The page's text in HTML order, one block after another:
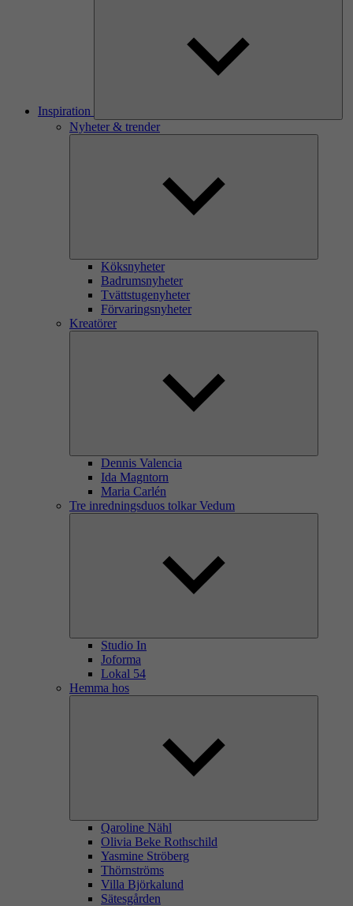
Inspiration
Nyheter & trender
Köksnyheter
Badrumsnyheter
Tvättstugenyheter
Förvaringsnyheter
Kreatörer
Dennis Valencia
Ida Magntorn
Maria Carlén
Tre inredningsduos tolkar Vedum
Studio In
Joforma
Lokal 54
Hemma hos
Qaroline Nähl
Olivia Beke Rothschild
Yasmine Ströberg
Thörnströms
Villa Björkalund
Sätesgården